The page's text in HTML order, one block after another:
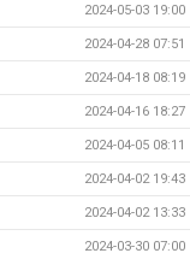
2024-05-03 19:00
2024-04-28 07:51
2024-04-18 08:19
2024-04-16 18:27
2024-04-05 08:11
2024-04-02 19:43
2024-04-02 13:33
2024-03-30 07:00